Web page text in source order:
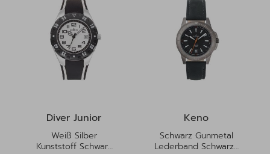
Diver Junior
Weiß Silber
Kunststoff Schwarz
Keno
Schwarz Gunmetal
Lederband Schwarz |